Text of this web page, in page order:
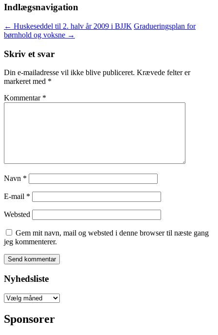
Indlægsnavigation
← Huskeseddel til 2. halv år 2009 i BJJK Gradueringsplan for
børnhold og voksne →
Skriv et svar
Din e-mailadresse vil ikke blive publiceret. Krævede felter er
markeret med *
Kommentar *
Navn *
E-mail *
Websted
Gem mit navn, mail og websted i denne browser til næste gang
jeg kommenterer.
Nyhedsliste
Nyhedsliste
Sponsorer